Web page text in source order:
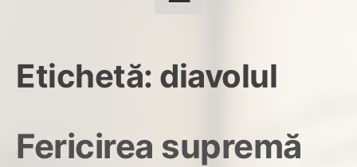
Etichetă: diavolul
Fericirea supremă